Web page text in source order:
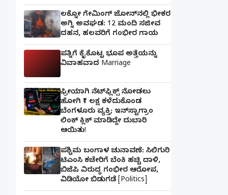
ಲಕ್ನೋ ಗೇಮಿಂಗ್ ಜೋನ್‌ನಲ್ಲಿ ಭೀಕರ
ಅಗ್ನಿ ಅವಘಡ: 12 ಮಂದಿ ಸಜೀವ
ದಹನ, ಹಲವರಿಗೆ ಗಂಭೀರ ಗಾಯ
ಪತ್ನಿಗೆ ಕೈಕೊಟ್ಟ ಭೂಪ ಅತ್ತೆಯನ್ನು
ವಿವಾಹವಾದ Marriage
ಫ್ರೀಯಾಗಿ ನೆಟ್‌ಫ್ಲಿಕ್ಸ್ ನೋಡಲು
ಹೋಗಿ ₹1 ಲಕ್ಷ ಕಳೆದುಕೊಂಡ
ಬೆಂಗಳೂರು ವ್ಯಕ್ತಿ; ಇನ್‌ಸ್ಟಾಗ್ರಾಂ
ಲಿಂಕ್ ಕ್ಲಿಕ್ ಮಾಡಿದ್ದೇ ದುಬಾರಿ
ಆಯಿತು!
ಪಶ್ಚಿಮ ಬಂಗಾಳ ಚುನಾವಣೆ: ಸಿಲಿಗುರಿ
ಟಿಎಂಸಿ ಕಚೇರಿಗೆ ಬೆಂಕಿ ಹಚ್ಚಿ ದಾಳಿ,
ಬಿಜೆಪಿ ವಿರುದ್ಧ ಗಂಭೀರ ಆರೋಪ,
ವಿಡಿಯೋ ಬಿಡುಗಡೆ [Politics]